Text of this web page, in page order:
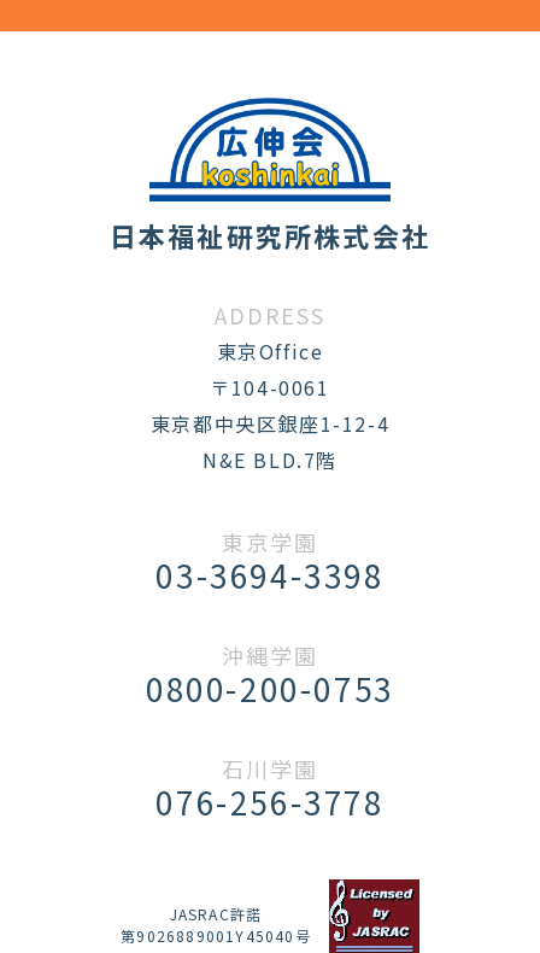
日本福祉研究所株式会社
ADDRESS
東京Office
〒104-0061
東京都中央区銀座1-12-4
N&E BLD.7階
東京学園
03-3694-3398
沖縄学園
0800-200-0753
石川学園
076-256-3778
JASRAC許諾
第9026889001Y45040号